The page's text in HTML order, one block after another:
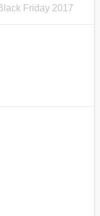
Friday 2017